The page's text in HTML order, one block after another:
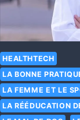
HEALTHTECH
LA BONNE
LA FEMME ET LE
LA RÉÉDUCATION